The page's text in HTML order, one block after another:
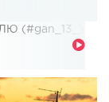
(#gan_13_)